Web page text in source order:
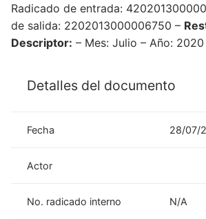
Radicado de entrada:
de salida: 2202013000006750 –
Descriptor: – Mes: Julio – Año: 2020
Detalles del documento
Fecha 28/07/
Actor
No. radicado interno N/A